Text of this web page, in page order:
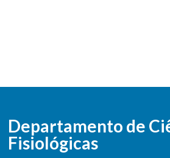
Departamento de
Fisiológicas